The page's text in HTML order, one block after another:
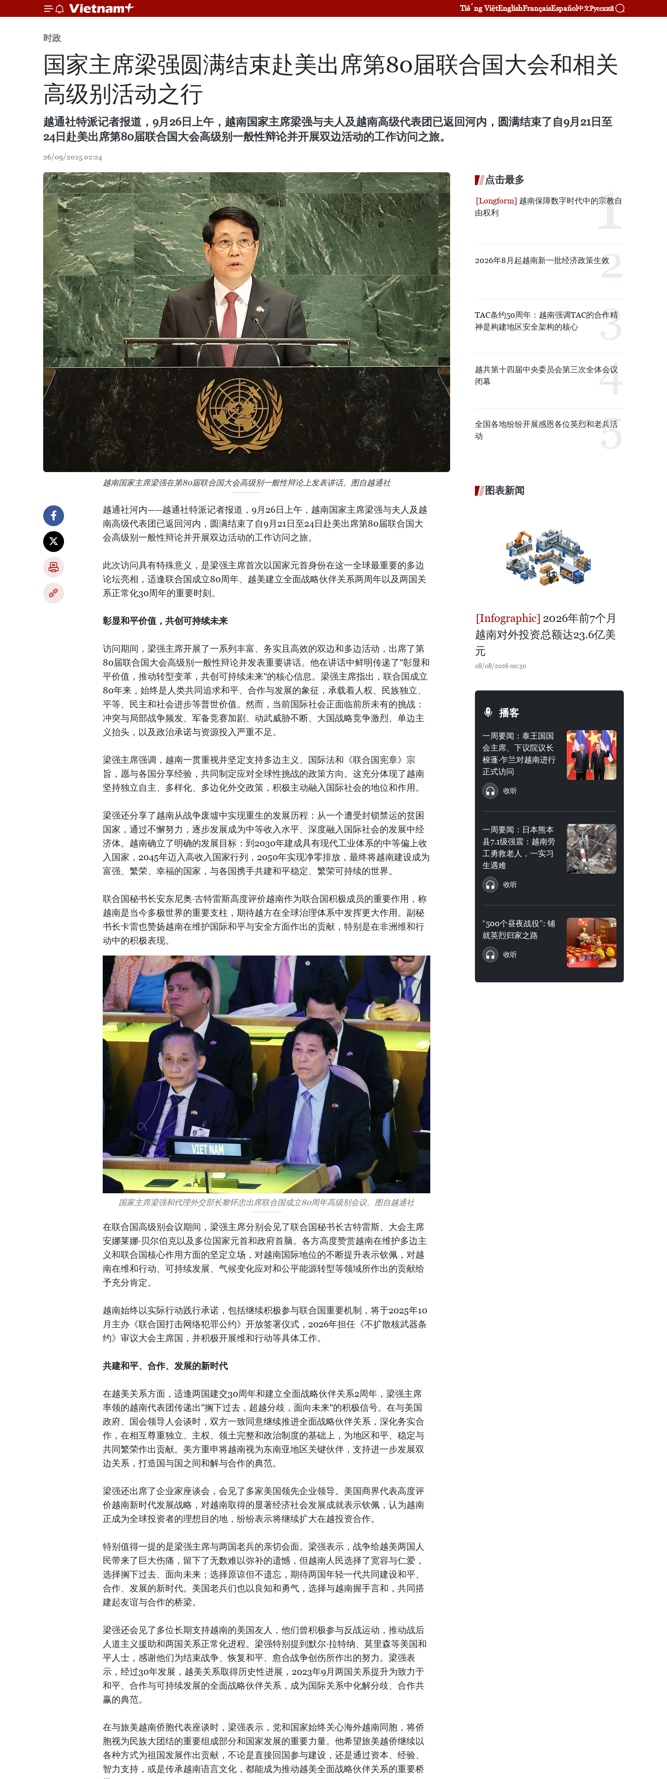
Tiếng ViệtEnglishFrançaisEspañol中文Русский
时政
国家主席梁强圆满结束赴美出席第80届联合国大会和相关
高级别活动之行
越通社特派记者报道，9月26日上午，越南国家主席梁强与夫人及越南高级代表团已返回河内，圆满结束了自9月21日至
24日赴美出席第80届联合国大会高级别一般性辩论并开展双边活动的工作访问之旅。
26/09/2025 02:24
越南国家主席梁强在第80届联合国大会高级别一般性辩论上发表讲话。图自越通社
越通社河内——越通社特派记者报道，9月26日上午，越南国家主席梁强与夫人及越
南高级代表团已返回河内，圆满结束了自9月21日至24日赴美出席第80届联合国大
会高级别一般性辩论并开展双边活动的工作访问之旅。
此次访问具有特殊意义，是梁强主席首次以国家元首身份在这一全球最重要的多边
论坛亮相，适逢联合国成立80周年、越美建立全面战略伙伴关系两周年以及两国关
系正常化30周年的重要时刻。
彰显和平价值，共创可持续未来
访问期间，梁强主席开展了一系列丰富、务实且高效的双边和多边活动，出席了第
80届联合国大会高级别一般性辩论并发表重要讲话。他在讲话中鲜明传递了"彰显和
平价值，推动转型变革，共创可持续未来"的核心信息。梁强主席指出，联合国成立
80年来，始终是人类共同追求和平、合作与发展的象征，承载着人权、民族独立、
平等、民主和社会进步等普世价值。然而，当前国际社会正面临前所未有的挑战：
冲突与局部战争频发、军备竞赛加剧、动武威胁不断、大国战略竞争激烈、单边主
义抬头，以及政治承诺与资源投入严重不足。
梁强主席强调，越南一贯重视并坚定支持多边主义、国际法和《联合国宪章》宗
旨，愿与各国分享经验，共同制定应对全球性挑战的政策方向。这充分体现了越南
坚持独立自主、多样化、多边化外交政策，积极主动融入国际社会的地位和作用。
梁强还分享了越南从战争废墟中实现重生的发展历程：从一个遭受封锁禁运的贫困
国家，通过不懈努力，逐步发展成为中等收入水平、深度融入国际社会的发展中经
济体。越南确立了明确的发展目标：到2030年建成具有现代工业体系的中等偏上收
入国家，2045年迈入高收入国家行列，2050年实现净零排放，最终将越南建设成为
富强、繁荣、幸福的国家，与各国携手共建和平稳定、繁荣可持续的世界。
联合国秘书长安东尼奥·古特雷斯高度评价越南作为联合国积极成员的重要作用，称
越南是当今多极世界的重要支柱，期待越方在全球治理体系中发挥更大作用。副秘
书长卡雷也赞扬越南在维护国际和平与安全方面作出的贡献，特别是在非洲维和行
动中的积极表现。
国家主席梁强和代理外交部长黎怀忠出席联合国成立80周年高级别会议。图自越通社
在联合国高级别会议期间，梁强主席分别会见了联合国秘书长古特雷斯、大会主席
安娜莱娜·贝尔伯克以及多位国家元首和政府首脑。各方高度赞赏越南在维护多边主
义和联合国核心作用方面的坚定立场，对越南国际地位的不断提升表示钦佩，对越
南在维和行动、可持续发展、气候变化应对和公平能源转型等领域所作出的贡献给
予充分肯定。
越南始终以实际行动践行承诺，包括继续积极参与联合国重要机制，将于2025年10
月主办《联合国打击网络犯罪公约》开放签署仪式，2026年担任《不扩散核武器条
约》审议大会主席国，并积极开展维和行动等具体工作。
共建和平、合作、发展的新时代
在越美关系方面，适逢两国建交30周年和建立全面战略伙伴关系2周年，梁强主席
率领的越南代表团传递出"搁下过去，超越分歧，面向未来"的积极信号。在与美国
政府、国会领导人会谈时，双方一致同意继续推进全面战略伙伴关系，深化务实合
作，在相互尊重独立、主权、领土完整和政治制度的基础上，为地区和平、稳定与
共同繁荣作出贡献。美方重申将越南视为东南亚地区关键伙伴，支持进一步发展双
边关系，打造国与国之间和解与合作的典范。
梁强还出席了企业家座谈会，会见了多家美国领先企业领导。美国商界代表高度评
价越南新时代发展战略，对越南取得的显著经济社会发展成就表示钦佩，认为越南
正成为全球投资者的理想目的地，纷纷表示将继续扩大在越投资合作。
特别值得一提的是梁强主席与两国老兵的亲切会面。梁强表示，战争给越美两国人
民带来了巨大伤痛，留下了无数难以弥补的遗憾，但越南人民选择了宽容与仁爱，
选择搁下过去、面向未来；选择原谅但不遗忘，期待两国年轻一代共同建设和平、
合作、发展的新时代。美国老兵们也以良知和勇气，选择与越南握手言和，共同搭
建起友谊与合作的桥梁。
梁强还会见了多位长期支持越南的美国友人，他们曾积极参与反战运动，推动战后
人道主义援助和两国关系正常化进程。梁强特别提到默尔·拉特纳、莫里森等美国和
平人士，感谢他们为结束战争、恢复和平、愈合战争创伤所作出的努力。梁强表
示，经过30年发展，越美关系取得历史性进展，2023年9月两国关系提升为致力于
和平、合作与可持续发展的全面战略伙伴关系，成为国际关系中化解分歧、合作共
赢的典范。
在与旅美越南侨胞代表座谈时，梁强表示，党和国家始终关心海外越南同胞，将侨
胞视为民族大团结的重要组成部分和国家发展的重要力量。他希望旅美越侨继续以
各种方式为祖国发展作出贡献，不论是直接回国参与建设，还是通过资本、经验、
智力支持，或是传承越南语言文化，都能成为推动越美全面战略伙伴关系的重要桥
点击最多
越南保障数字时代中的宗教自
由权利
2026年8月起越南新一批经济政策生效
TAC条约50周年：越南强调TAC的合作精
神是构建地区安全架构的核心
越共第十四届中央委员会第三次全体会议
闭幕
全国各地纷纷开展感恩各位英烈和老兵活
动
图表新闻
2026年前7个月
越南对外投资总额达23.6亿美
元
08/08/2026 00:30
播客
一周要闻：泰王国国
会主席、下议院议长
梭蓬·乍兰对越南进行
正式访问
收听
一周要闻：日本熊本
县7.1级强震：越南劳
工勇救老人，一实习
生遇难
收听
“500个昼夜战役”: 铺
就英烈归家之路
收听